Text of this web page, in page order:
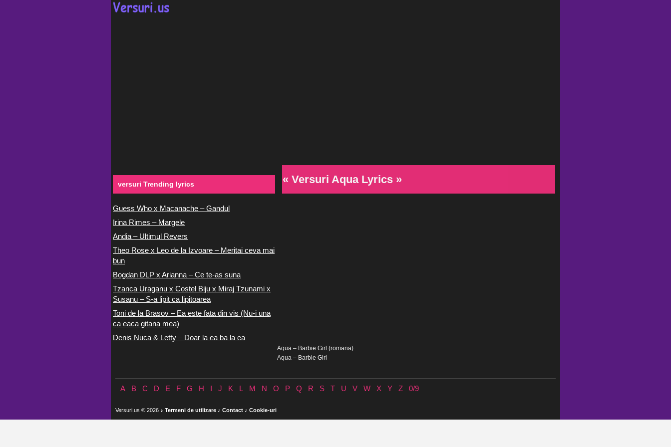
« Versuri Aqua Lyrics »
Aqua – Barbie Girl (romana)
Aqua – Barbie Girl
versuri Trending lyrics
Guess Who x Macanache – Gandul
Irina Rimes – Margele
Andia – Ultimul Revers
Theo Rose x Leo de la Izvoare – Meritai ceva mai
bun
Bogdan DLP x Arianna – Ce te-as suna
Tzanca Uraganu x Costel Biju x Miraj Tzunami x
Susanu – S-a lipit ca lipitoarea
Toni de la Brasov – Ea este fata din vis (Nu-i una
ca eaca gitana mea)
Denis Nuca & Letty – Doar la ea ba la ea
A B C D E F G H J K L M N O P Q R S T U V W X Y Z 0/9
Versuri.us © 2026 ♪ Termeni de utilizare ♪ Contact ♪ Cookie-uri